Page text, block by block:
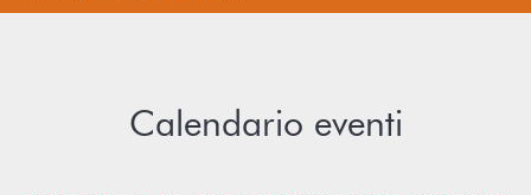
Calendario eventi